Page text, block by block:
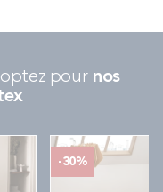
pournos
-30%